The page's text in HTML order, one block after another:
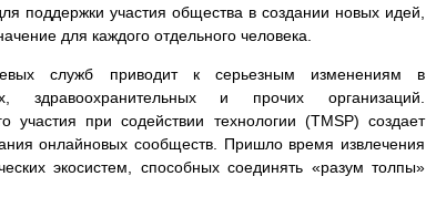
поддержки участия общества в создании новых идей,
для каждого отдельного человека.
служб приводит к серьезным изменениям в
здравоохранительных и прочих организаций.
участия при содействии технологии (TMSP) создает
онлайновых сообществ. Пришло время извлечения
экосистем, способных соединять «разум толпы»